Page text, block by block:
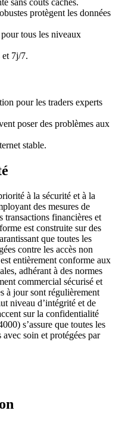
protègent les données
tous les niveaux
7j/7.
pour les traders experts
poser des problèmes aux
stable.
à la sécurité et à la
des mesures de
transactions financières et
est construite sur des
que toutes les
contre les accès non
entièrement conforme aux
adhérant à des normes
commercial sécurisé et
à jour sont régulièrement
niveau d’intégrité et de
sur la confidentialité
s’assure que toutes les
soin et protégées par